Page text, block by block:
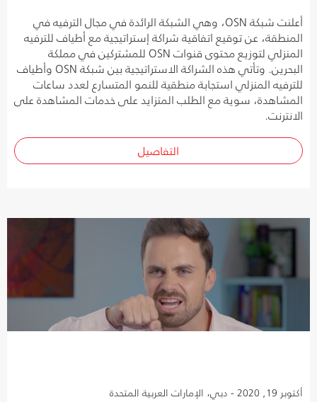
أعلنت شبكة OSN، وهي الشبكة الرائدة في مجال الترفيه في
المنطقة، عن توقيع اتفاقية شراكة إستراتيجية مع أطياف للترفيه
المنزلي لتوزيع محتوى قنوات OSN للمشتركين في مملكة
البحرين. وتأتي هذه الشراكة الاستراتيجية بين شبكة OSN وأطياف
للترفيه المنزلي استجابة منطقية للنمو المتسارع لعدد ساعات
المشاهدة، سوية مع الطلب المتزايد على خدمات المشاهدة على
الانترنت.
التفاصيل
أكتوبر 19, 2020 - دبي، الإمارات العربية المتحدة